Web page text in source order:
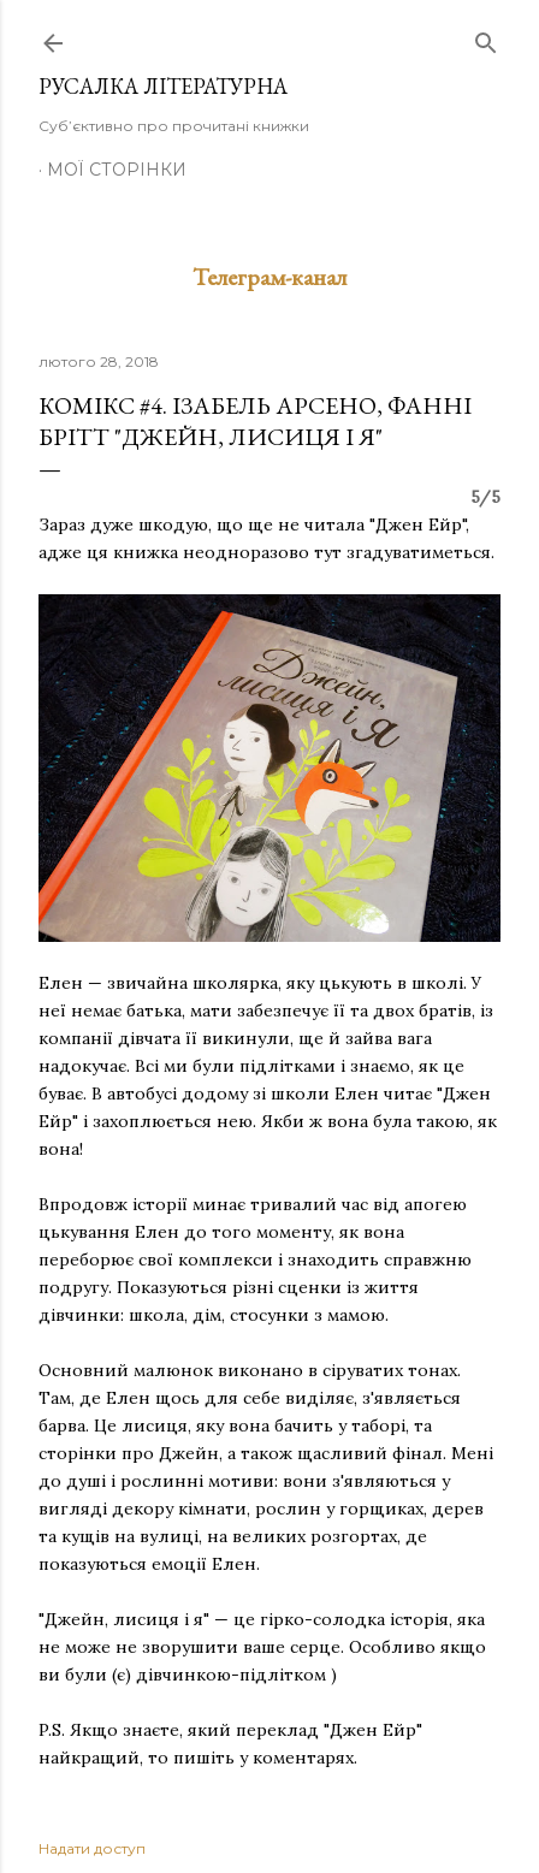
РУСАЛКА ЛІТЕРАТУРНА
Суб’єктивно про прочитані книжки
МОЇ СТОРІНКИ
Телеграм-канал
лютого 28, 2018
КОМІКС #4. ІЗАБЕЛЬ АРСЕНО, ФАННІ
БРІТТ "ДЖЕЙН, ЛИСИЦЯ І Я"
5/5
Зараз дуже шкодую, що ще не читала "Джен Ейр",
адже ця книжка неодноразово тут згадуватиметься.
Елен — звичайна школярка, яку цькують в школі. У
неї немає батька, мати забезпечує її та двох братів, із
компанії дівчата її викинули, ще й зайва вага
надокучає. Всі ми були підлітками і знаємо, як це
буває. В автобусі додому зі школи Елен читає "Джен
Ейр" і захоплюється нею. Якби ж вона була такою, як
вона!
Впродовж історії минає тривалий час від апогею
цькування Елен до того моменту, як вона
переборює свої комплекси і знаходить справжню
подругу. Показуються різні сценки із життя
дівчинки: школа, дім, стосунки з мамою.
Основний малюнок виконано в сіруватих тонах.
Там, де Елен щось для себе виділяє, з'являється
барва. Це лисиця, яку вона бачить у таборі, та
сторінки про Джейн, а також щасливий фінал. Мені
до душі і рослинні мотиви: вони з'являються у
вигляді декору кімнати, рослин у горщиках, дерев
та кущів на вулиці, на великих розгортах, де
показуються емоції Елен.
"Джейн, лисиця і я" — це гірко-солодка історія, яка
не може не зворушити ваше серце. Особливо якщо
ви були (є) дівчинкою-підлітком )
P.S. Якщо знаєте, який переклад "Джен Ейр"
найкращий, то пишіть у коментарях.
Надати доступ